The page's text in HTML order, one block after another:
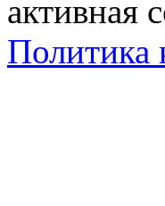
активная
Политика